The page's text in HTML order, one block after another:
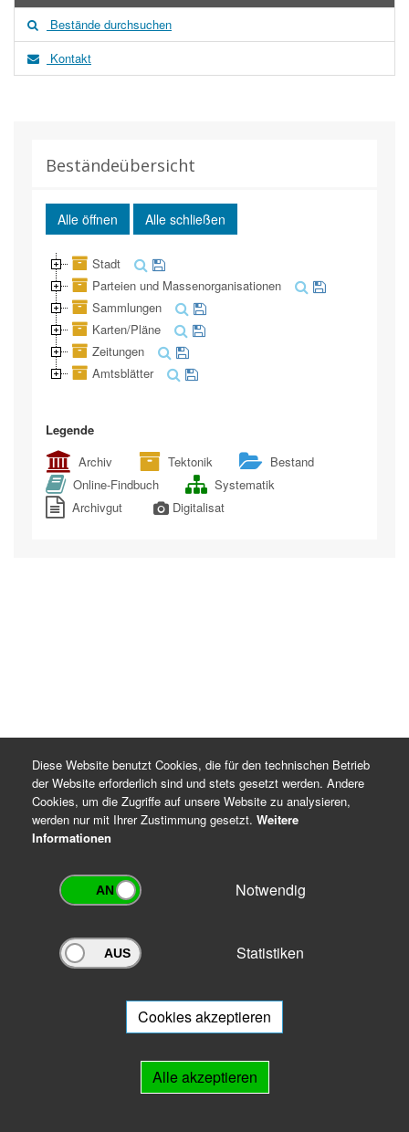
Bestände durchsuchen
Kontakt
Beständeübersicht
Alle öffnen Alle schließen
Stadt
Parteien und Massenorganisationen
Sammlungen
Karten/Pläne
Zeitungen
Amtsblätter
Legende
Archiv
Tektonik
Bestand
Online-Findbuch
Systematik
Archivgut
Digitalisat
Archivportal Thüringen
Ihnen beratend zur Seite.
Diese Website benutzt Cookies, die für den technischen Betrieb
der Website erforderlich sind und stets gesetzt werden. Andere
Cookies, um die Zugriffe auf unsere Website zu analysieren,
werden nur mit Ihrer Zustimmung gesetzt. Weitere
Informationen
Notwendig
Statistiken
Cookies akzeptieren
Alle akzeptieren